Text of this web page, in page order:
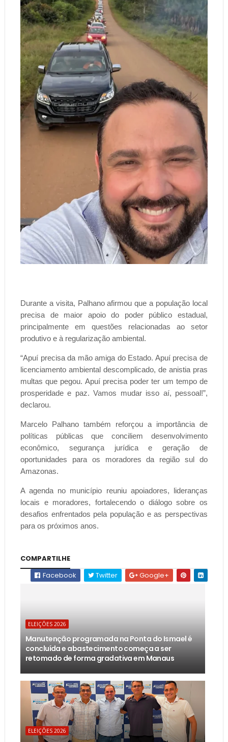
Durante a visita, Palhano afirmou que a população local
precisa de maior apoio do poder público estadual,
principalmente em questões relacionadas ao setor
produtivo e à regularização ambiental.
“Apuí precisa da mão amiga do Estado. Apuí precisa de
licenciamento ambiental descomplicado, de anistia pras
multas que pegou. Apuí precisa poder ter um tempo de
prosperidade e paz. Vamos mudar isso aí, pessoal!”,
declarou.
Marcelo Palhano também reforçou a importância de
políticas públicas que conciliem desenvolvimento
econômico, segurança jurídica e geração de
oportunidades para os moradores da região sul do
Amazonas.
A agenda no município reuniu apoiadores, lideranças
locais e moradores, fortalecendo o diálogo sobre os
desafios enfrentados pela população e as perspectivas
para os próximos anos.
COMPARTILHE
Facebook
Twitter Google+
ELEIÇÕES 2026
Manutenção programada na Ponta do Ismael é
concluída e abastecimento começa a ser
retomado de forma gradativa em Manaus
ELEIÇÕES 2026